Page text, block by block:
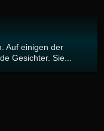
Auf einigen der
Gesichter. Sie...